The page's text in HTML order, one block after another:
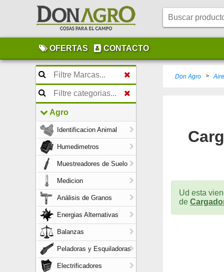
OFERTAS CONTACTO
Agro
Identificacion Animal
Humedimetros
Muestreadores de Suelo
Medicion
Análisis de Granos
Energias Alternativas
Balanzas
Peladoras y Esquiladoras
Electrificadores
Don Agro >
Ud esta
de